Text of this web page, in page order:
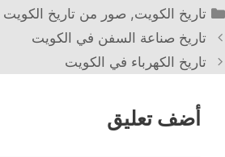
التصنيفات
تاريخ الكويت, صور من تاريخ الكويت
تاريخ صناعة السفن في الكويت
تاريخ الكهرباء في الكويت
أضف تعليق